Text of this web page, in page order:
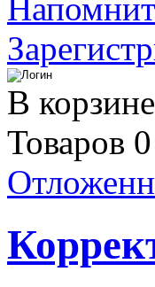
В корзине
Товаров